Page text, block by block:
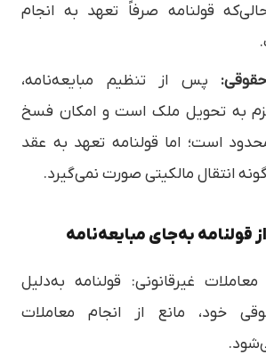
قولنامه صرفاً تعهد به انجام
پس از تنظیم مبایعه‌نامه،
به تحویل ملک است و امکان فسخ
است؛ اما قولنامه تعهد به عقد
انتقال مالکیتی صورت نمی‌گیرد.
قولنامه به‌جای مبایعه‌نامه
غیرقانونی: قولنامه به‌دلیل
خود، مانع از انجام معاملات